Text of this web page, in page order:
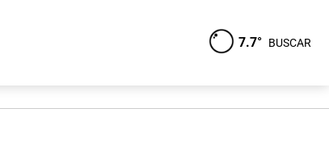
7.7° BUSCAR